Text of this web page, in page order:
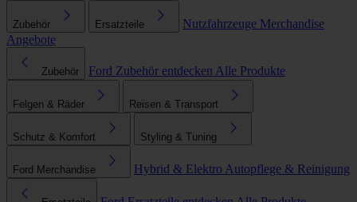
Zubehör Ersatzteile Nutzfahrzeuge Merchandise
Angebote
Zubehör Ford Zubehör entdecken Alle Produkte
Felgen & Räder Reisen & Transport
Schutz & Komfort Styling & Tuning
Ford Merchandise Hybrid & Elektro Autopflege & Reinigung